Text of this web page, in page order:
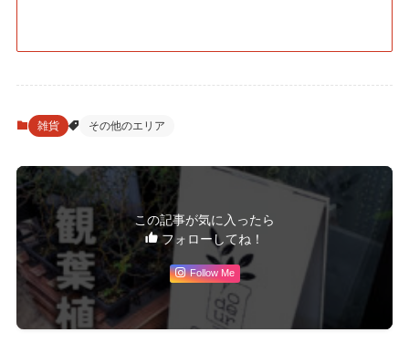
雑貨 その他のエリア
この記事が気に入ったら
フォローしてね！
Follow Me